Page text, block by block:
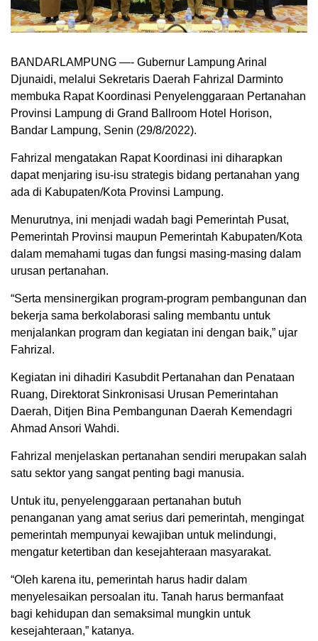
BANDARLAMPUNG —- Gubernur Lampung Arinal
Djunaidi, melalui Sekretaris Daerah Fahrizal Darminto
membuka Rapat Koordinasi Penyelenggaraan Pertanahan
Provinsi Lampung di Grand Ballroom Hotel Horison,
Bandar Lampung, Senin (29/8/2022).
Fahrizal mengatakan Rapat Koordinasi ini diharapkan
dapat menjaring isu-isu strategis bidang pertanahan yang
ada di Kabupaten/Kota Provinsi Lampung.
Menurutnya, ini menjadi wadah bagi Pemerintah Pusat,
Pemerintah Provinsi maupun Pemerintah Kabupaten/Kota
dalam memahami tugas dan fungsi masing-masing dalam
urusan pertanahan.
“Serta mensinergikan program-program pembangunan dan
bekerja sama berkolaborasi saling membantu untuk
menjalankan program dan kegiatan ini dengan baik,” ujar
Fahrizal.
Kegiatan ini dihadiri Kasubdit Pertanahan dan Penataan
Ruang, Direktorat Sinkronisasi Urusan Pemerintahan
Daerah, Ditjen Bina Pembangunan Daerah Kemendagri
Ahmad Ansori Wahdi.
Fahrizal menjelaskan pertanahan sendiri merupakan salah
satu sektor yang sangat penting bagi manusia.
Untuk itu, penyelenggaraan pertanahan butuh
penanganan yang amat serius dari pemerintah, mengingat
pemerintah mempunyai kewajiban untuk melindungi,
mengatur ketertiban dan kesejahteraan masyarakat.
“Oleh karena itu, pemerintah harus hadir dalam
menyelesaikan persoalan itu. Tanah harus bermanfaat
bagi kehidupan dan semaksimal mungkin untuk
kesejahteraan,” katanya.